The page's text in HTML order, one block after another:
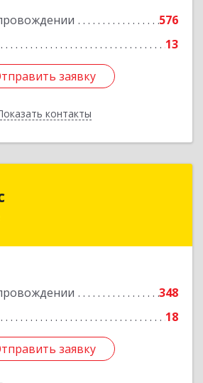
576
13
заявку
контакты
заявку
Назад
348
18
заявку
обл, Усолье-Сибирское г,
заявку